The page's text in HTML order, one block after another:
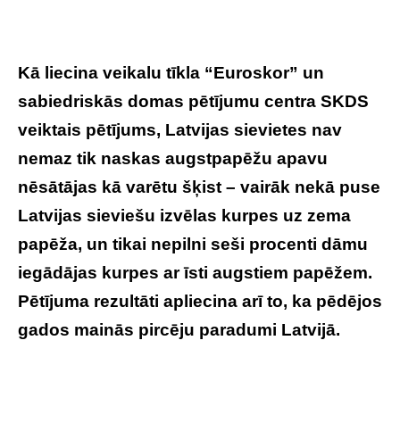
Kā liecina veikalu tīkla “Euroskor” un
sabiedriskās domas pētījumu centra SKDS
veiktais pētījums, Latvijas sievietes nav
nemaz tik naskas augstpapēžu apavu
nēsātājas kā varētu šķist – vairāk nekā puse
Latvijas sieviešu izvēlas kurpes uz zema
papēža, un tikai nepilni seši procenti dāmu
iegādājas kurpes ar īsti augstiem papēžem.
Pētījuma rezultāti apliecina arī to, ka pēdējos
gados mainās pircēju paradumi Latvijā.